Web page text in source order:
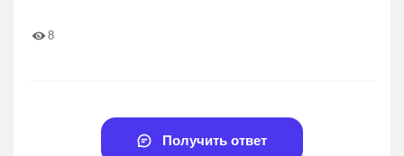
8
Получить ответ